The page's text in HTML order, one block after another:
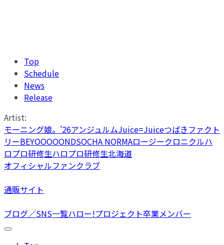
Top
Schedule
News
Release
Artist:
モーニング娘。'26アンジュルムJuice=Juiceつばきファクト
リーBEYOOOOONDSOCHA NORMAロージークロニクルハ
ロプロ研修生ハロプロ研修生北海道
オフィシャルファンクラブ
通販サイト
ブログ／SNS一覧ハロー!プロジェクト卒業メンバー